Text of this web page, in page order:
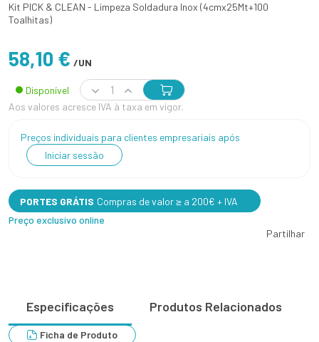
Kit PICK & CLEAN - Limpeza Soldadura Inox (4cmx25Mt+100
Toalhitas)
58,10 € /UN
Disponível
Aos valores acresce IVA à taxa em vigor.
Preços individuais para clientes empresariais após
Iniciar sessão
PORTES GRÁTIS Compras de valor ≥ a 200€ + IVA
Preço exclusivo online
Partilhar
Especificações Produtos Relacionados
Ficha de Produto